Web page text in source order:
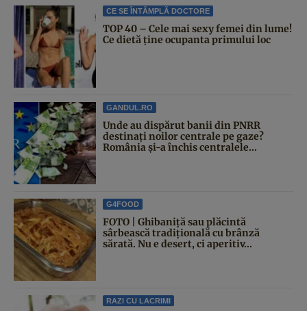
CE SE ÎNTÂMPLĂ DOCTORE
TOP 40 – Cele mai sexy femei din lume!
Ce dietă ține ocupanta primului loc
GANDUL.RO
Unde au dispărut banii din PNRR
destinați noilor centrale pe gaze?
România și-a închis centralele...
G4FOOD
FOTO | Ghibaniță sau plăcintă
sârbească tradițională cu brânză
sărată. Nu e desert, ci aperitiv...
RAZI CU LACRIMI